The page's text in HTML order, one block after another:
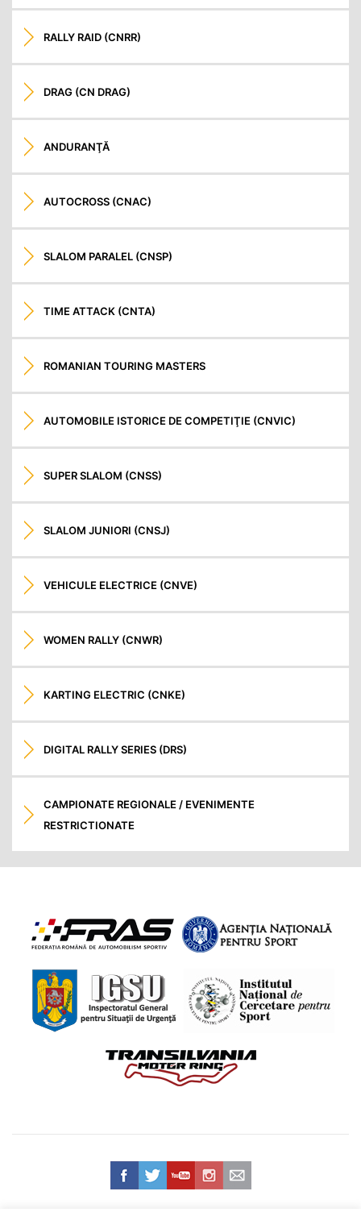
RALLY RAID (CNRR)
DRAG (CN DRAG)
ANDURANŢĂ
AUTOCROSS (CNAC)
SLALOM PARALEL (CNSP)
TIME ATTACK (CNTA)
ROMANIAN TOURING MASTERS
AUTOMOBILE ISTORICE DE COMPETIŢIE (CNVIC)
SUPER SLALOM (CNSS)
SLALOM JUNIORI (CNSJ)
VEHICULE ELECTRICE (CNVE)
WOMEN RALLY (CNWR)
KARTING ELECTRIC (CNKE)
DIGITAL RALLY SERIES (DRS)
CAMPIONATE REGIONALE / EVENIMENTE
RESTRICTIONATE